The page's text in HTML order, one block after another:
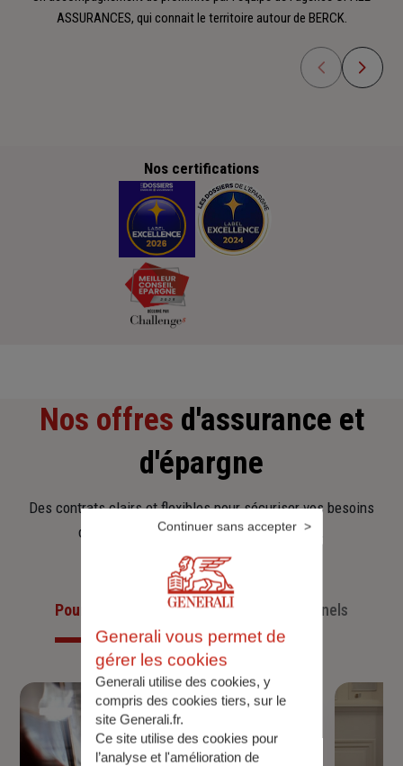
ASSURANCES, qui connait le territoire autour de BERCK.
Nos certifications
Nos offres d'assurance et
d'épargne
Des contrats clairs et flexibles pour sécuriser vos besoins
d’aujourd’hui et anticiper ceux de demain.
Pour les particuliersPour les professionnels
Generali vous permet de
gérer les cookies
Generali utilise des cookies, y
compris des cookies tiers, sur le
site Generali.fr.
Ce site utilise des cookies pour
l’analyse et l'amélioration de
Continuer sans accepter